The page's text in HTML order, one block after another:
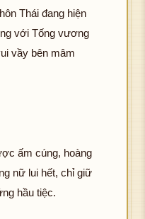
Thái đang hiện
với Tống vương
vầy bên mâm
ấm cúng, hoàng
nữ lui hết, chỉ giữ
hầu tiệc.